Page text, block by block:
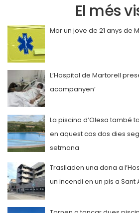
El més
Mor un jove de 21 anys de
L’Hospital de Martorell
acompanyen’
La piscina d’Olesa també
en aquest cas dos dies
setmana
Traslladen una dona a
un incendi en un pis a Sant